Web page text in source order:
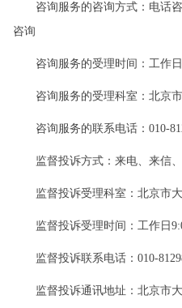
咨询服务的咨询方式：电话咨
咨询
咨询服务的受理时间：工作日
咨询服务的受理科室：北京市
咨询服务的联系电话：010-
监督投诉方式：来电、来信
监督投诉受理科室：北京市大
监督投诉受理时间：工作日
监督投诉联系电话：010-
监督投诉通讯地址：北京市大